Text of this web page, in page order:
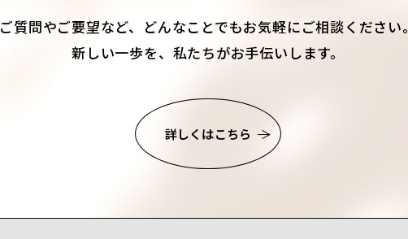
ご質問やご要望など、 どんなことでもお気軽にご相談ください。
新しい一歩を、私たちがお手伝いします。
詳しくはこちら